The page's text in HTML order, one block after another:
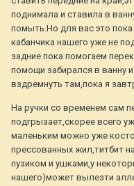
поднимала и ставила в
помыть.Но для вас это пока
кабанчика нашего уже не
задние пока помогаем
помощи забирался в ванну
вздремнуть там,пока я
На ручки со временем сам
подгрызает,скорее всего
маленьким можно уже
прессованных жил,титбит
пузиком и ушками,у
нашего)может вылезти